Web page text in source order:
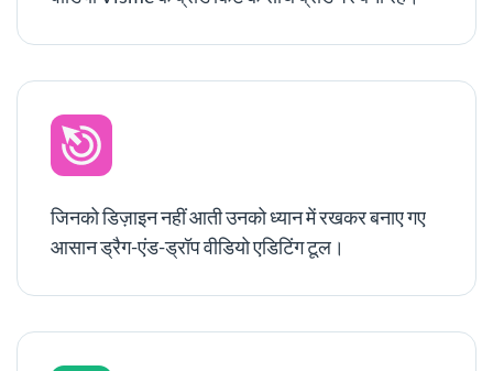
जिनको डिज़ाइन नहीं आती उनको ध्यान में रखकर बनाए गए
आसान ड्रैग-एंड-ड्रॉप वीडियो एडिटिंग टूल।